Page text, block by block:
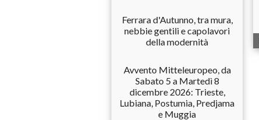
Ferrara d'Autunno, tra mura,
nebbie gentili e capolavori
della modernità
Avvento Mitteleuropeo, da
Sabato 5 a Martedì 8
dicembre 2026: Trieste,
Lubiana, Postumia, Predjama
e Muggia